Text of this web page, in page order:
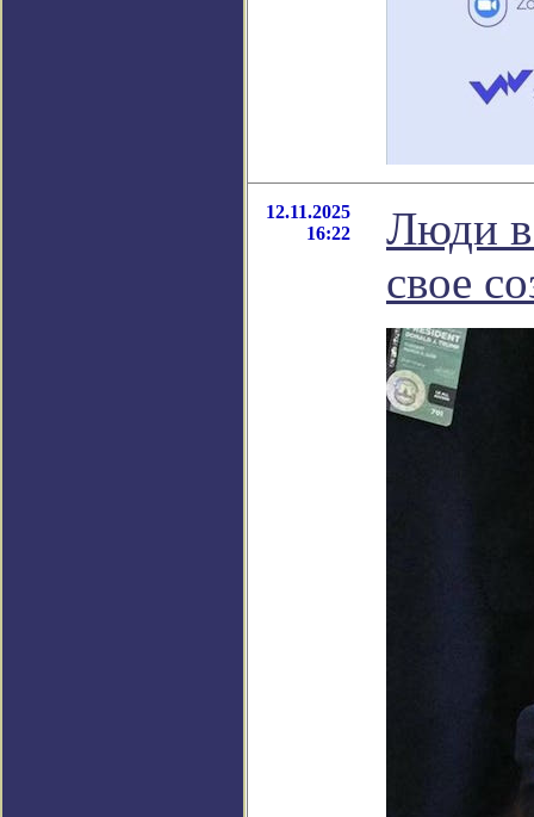
12.11.2025
16:22
Люди в
свое